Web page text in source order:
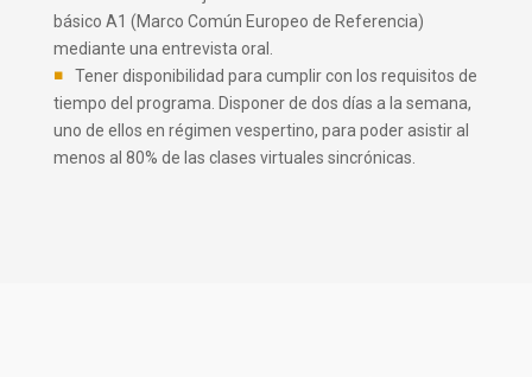
básico A1 (Marco Común Europeo de Referencia)
mediante una entrevista oral.
Tener disponibilidad para cumplir con los requisitos de
tiempo del programa. Disponer de dos días a la semana,
uno de ellos en régimen vespertino, para poder asistir al
menos al 80% de las clases virtuales sincrónicas.